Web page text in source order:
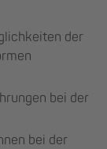
der
bei der
bei der